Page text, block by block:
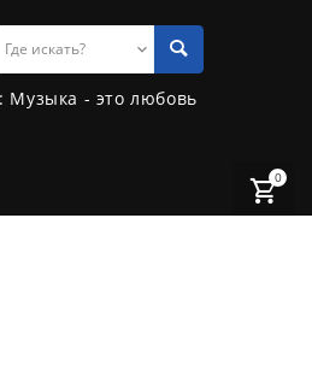
Музыка - это любовь
0